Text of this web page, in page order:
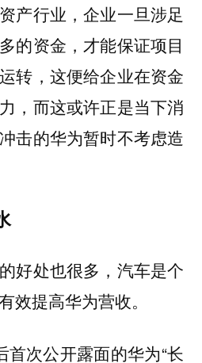
产行业，企业一旦涉足
的资金，才能保证项目
转，这便给企业在资金
，而这或许正是当下消
击的华为暂时不考虑造
好处也很多，汽车是个
效提高华为营收。
首次公开露面的华为“长